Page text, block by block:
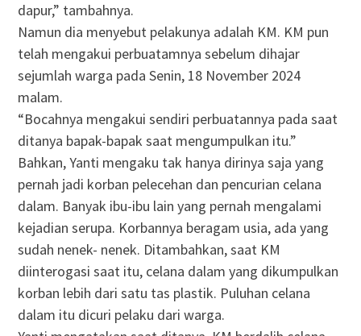
dapur,” tambahnya.
Namun dia menyebut pelakunya adalah KM. KM pun
telah mengakui perbuatamnya sebelum dihajar
sejumlah warga pada Senin, 18 November 2024
malam.
“Bocahnya mengakui sendiri perbuatannya pada saat
ditanya bapak-bapak saat mengumpulkan itu.”
Bahkan, Yanti mengaku tak hanya dirinya saja yang
pernah jadi korban pelecehan dan pencurian celana
dalam. Banyak ibu-ibu lain yang pernah mengalami
kejadian serupa. Korbannya beragam usia, ada yang
sudah nenek- nenek. Ditambahkan, saat KM
diinterogasi saat itu, celana dalam yang dikumpulkan
korban lebih dari satu tas plastik. Puluhan celana
dalam itu dicuri pelaku dari warga.